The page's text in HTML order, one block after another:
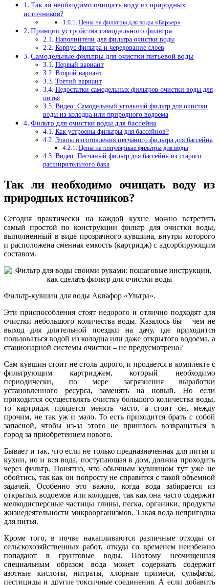
Так ли необходимо очищать воду из природных
источников?
Цены на фильтры для воды «Барьер»
Принцип устройства самодельного фильтра
Наполнители для фильтра очистки воды
Корпус фильтра и чередование слоев
Самодельные фильтры для очистки питьевой воды
Первый вариант
Второй вариант
Третий вариант
Недостатки самодельных фильтров очистки воды для
питья
Видео: Самодельный угольный фильтр для очистки
воды из колодца или природного водоема
Фильтр для очистки воды для бассейна
Как устроены фильтры для бассейнов?
Этапы изготовления песчаного фильтра для бассейна
Цены на популярные фильтры для воды
Видео: Песчаный фильтр для бассейна из старого
расширительного бака
Так ли необходимо очищать воду из
природных источников?
Сегодня практически на каждой кухне можно встретить
самый простой по конструкции фильтр для очистки воды,
выполненный в виде прозрачного кувшина, внутри которого
и расположена сменная емкость (картридж) с адсорбирующим
составом.
Фильтр-кувшин для воды Аквафор «Ультра».
Эти приспособления стоят недорого и отлично подходят для
очистки небольшого количества воды. Казалось бы – чем не
выход для длительной поездки на дачу, где приходится
пользоваться водой из колодца или даже открытого водоема, а
стационарной системы очистки – не предусмотрено?
Сам кувшин стоит не столь дорого, и продается в комплекте с
фильтрующим картриджем, который необходимо
периодически, по мере загрязнения выработки
установленного ресурса, заменять на новый. Но если
приходится осуществлять очистку большого количества воды,
то картридж придется менять часто, а стоит он, между
прочим, не так уж и мало. То есть приходится брать с собой
запасной, чтобы из-за этого не пришлось возвращаться в
город за приобретением нового.
Бывает и так, что если не только предназначенная для питья и
кухни, но и вся вода, поступающая в дом, должна проходить
через фильтр. Понятно, что обычным кувшином тут уже не
обойтись, так как он попросту не справится с такой объемной
задачей. Особенно это важно, когда вода забирается из
открытых водоемов или колодцев, так как она часто содержит
мелкодисперсные частицы глины, песка, органики, продукты
жизнедеятельности микроорганизмов. Такая вода непригодна
для питья.
Кроме того, в почве накапливаются различные отходы от
сельскохозяйственных работ, откуда со временем неизбежно
попадают в грунтовые воды. Поэтому неочищенная
специальным образом вода может содержать содержит
азотные кислоты, нитраты, хлорные примеси, сульфаты,
пестициды и другие токсичные соединения. А если добавить